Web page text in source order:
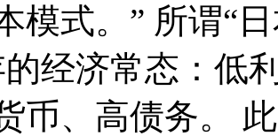
模式。” 所谓“
的经济常态：低
币、高债务。